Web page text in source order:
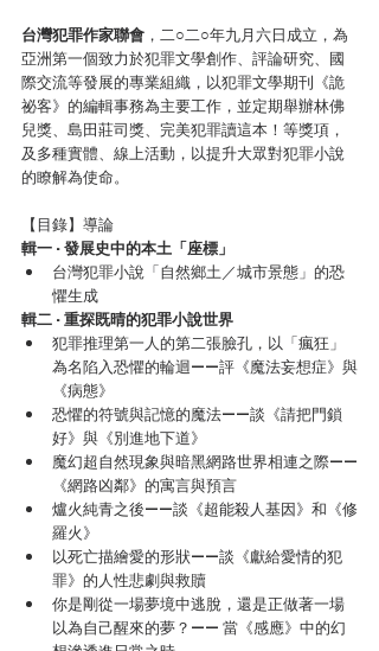
台灣犯罪作家聯會 ，二○二○年九月六日成立，為
亞洲第一個致力於犯罪文學創作、評論研究、國
際交流等發展的專業組織，以犯罪文學期刊《詭
祕客》的編輯事務為主要工作，並定期舉辦林佛
兒獎、島田莊司獎、完美犯罪讀這本！等獎項，
及多種實體、線上活動，以提升大眾對犯罪小說
的瞭解為使命。
【目錄】導論
輯一 · 發展史中的本土「座標」
台灣犯罪小說「自然鄉土／城市景態」的恐
懼生成
輯二 · 重探既晴的犯罪小說世界
犯罪推理第一人的第二張臉孔，以「瘋狂」
為名陷入恐懼的輪迴——評《魔法妄想症》與
《病態》
恐懼的符號與記憶的魔法——談《請把門鎖
好》與《別進地下道》
魔幻超自然現象與暗黑網路世界相連之際——
《網路凶鄰》的寓言與預言
爐火純青之後——談《超能殺人基因》和《修
羅火》
以死亡描繪愛的形狀——談《獻給愛情的犯
罪》的人性悲劇與救贖
你是剛從一場夢境中逃脫，還是正做著一場
以為自己醒來的夢？—— 當《感應》中的幻